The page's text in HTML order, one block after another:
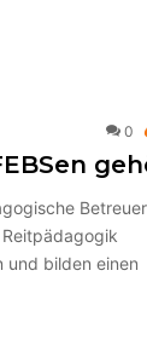
0
und bilden einen